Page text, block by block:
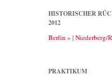
HISTORISCHER
2012
Berlin » | Niederberg/
PRAKTIKUM